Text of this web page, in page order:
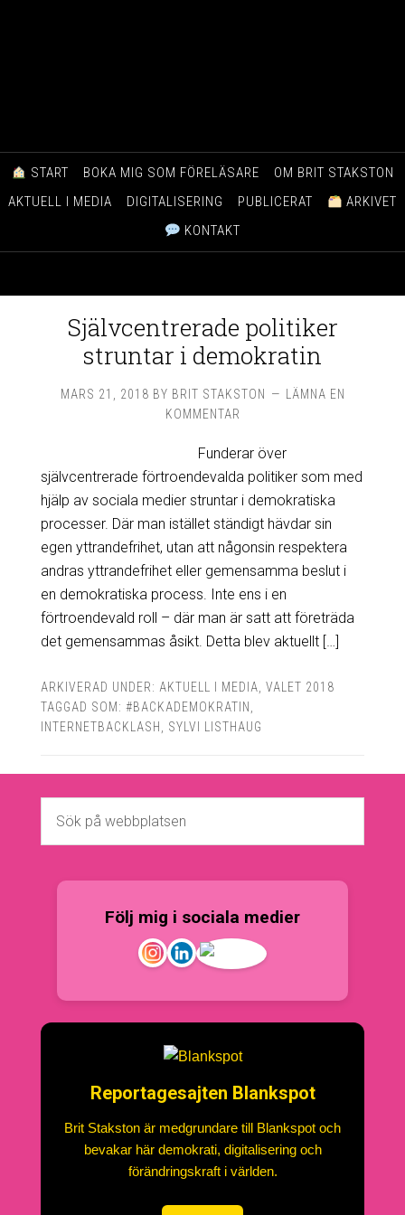
START BOKA MIG SOM FÖRELÄSARE
OM BRIT STAKSTON
AKTUELL I MEDIA
DIGITALISERING PUBLICERAT
ARKIVET
KONTAKT
Självcentrerade politiker
struntar i demokratin
MARS 21, 2018 BY BRIT STAKSTON
LÄMNA EN
KOMMENTAR
Funderar över
självcentrerade förtroendevalda politiker som med
hjälp av sociala medier struntar i demokratiska
processer. Där man istället ständigt hävdar sin
egen yttrandefrihet, utan att någonsin respektera
andras yttrandefrihet eller gemensamma beslut i
en demokratiska process. Inte ens i en
förtroendevald roll – där man är satt att företräda
det gemensammas åsikt. Detta blev aktuellt […]
ARKIVERAD UNDER: AKTUELL I MEDIA VALET 2018
TAGGAD SOM: #BACKADEMOKRATIN
INTERNETBACKLASH
SYLVI LISTHAUG
Följ mig i sociala medier
Reportagesajten Blankspot
Brit Stakston är medgrundare till Blankspot och
bevakar här demokrati, digitalisering och
förändringskraft i världen.